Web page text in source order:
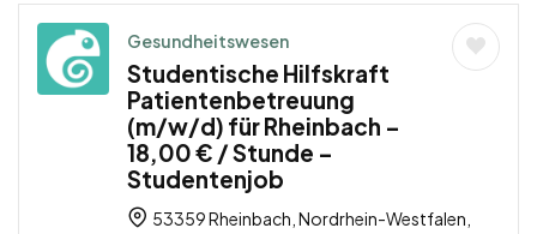
Gesundheitswesen
Studentische Hilfskraft
Patientenbetreuung
(m/w/d) für Rheinbach –
18,00 € / Stunde –
Studentenjob
53359 Rheinbach, Nordrhein-Westfalen,